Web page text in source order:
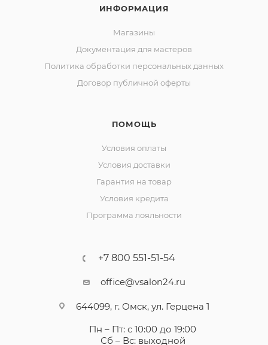
ИНФОРМАЦИЯ
Магазины
Документация для мастеров
Политика обработки персональных данных
Договор публичной оферты
ПОМОЩЬ
Условия оплаты
Условия доставки
Гарантия на товар
Условия кредита
Программа лояльности
+7 800 551-51-54
office@vsalon24.ru
644099, г. Омск, ул. Герцена 1
Пн – Пт: с 10:00 до 19:00
Сб – Вс: выходной